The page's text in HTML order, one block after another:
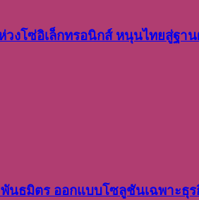
งโซ่อิเล็กทรอนิกส์ หนุนไทยสู่ฐา
นธมิตร ออกแบบโซลูชันเฉพาะธุ